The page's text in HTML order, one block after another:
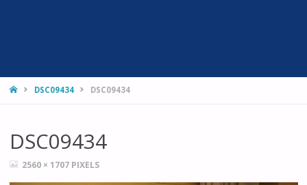
HOMEDSC09434 DSC09434
DSC09434
FULL2560 × 1707 PIXELS